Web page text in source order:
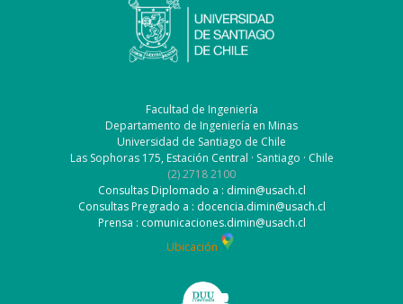
Facultad de Ingeniería
Departamento de Ingeniería en Minas
Universidad de Santiago de Chile
Las Sophoras 175, Estación Central · Santiago · Chile
(2) 2718 2100
Consultas Diplomado a : dimin@usach.cl
Consultas Pregrado a : docencia.dimin@usach.cl
Prensa : comunicaciones.dimin@usach.cl
Ubicación